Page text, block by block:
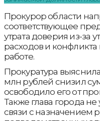
Прокурор области
соответствующее
утрата доверия из-за
расходов и
работе.
Прокуратура
млн рублей снизил
освободило его от
Также глава города не
связи с назначением